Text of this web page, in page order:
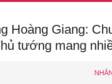
Hoàng Giang:
tướng mang